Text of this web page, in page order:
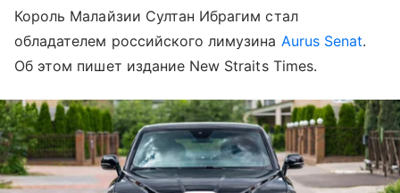
Король Малайзии Султан Ибрагим стал
обладателем российского лимузина Aurus Senat.
Об этом пишет издание New Straits Times.